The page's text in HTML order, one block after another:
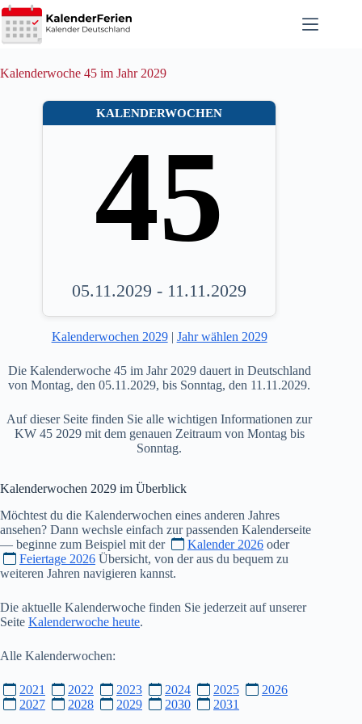
Zum
Inhalt
springen
Kalenderwoche 45 im Jahr 2029
KALENDERWOCHEN
45
05.11.2029 - 11.11.2029
Kalenderwochen 2029| Jahr wählen 2029
Die Kalenderwoche 45 im Jahr 2029 dauert in Deutschland
von Montag, den 05.11.2029, bis Sonntag, den 11.11.2029.
Auf dieser Seite finden Sie alle wichtigen Informationen zur
KW 45 2029 mit dem genauen Zeitraum von Montag bis
Sonntag.
Kalenderwochen 2029 im Überblick
Möchtest du die Kalenderwochen eines anderen Jahres
ansehen? Dann wechsle einfach zur passenden Kalenderseite
— beginne zum Beispiel mit der
Kalender 2026 oder
Feiertage 2026 Übersicht, von der aus du bequem zu
weiteren Jahren navigieren kannst.
Die aktuelle Kalenderwoche finden Sie jederzeit auf unserer
Seite Kalenderwoche heute.
Alle Kalenderwochen:
2021 2022 2023 2024 2025
2026
2027
2028 2029 2030 2031